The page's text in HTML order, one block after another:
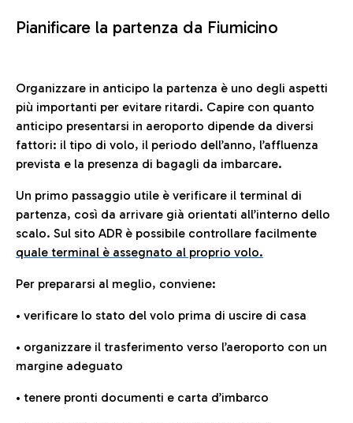
Pianificare la partenza da Fiumicino
Organizzare in anticipo la partenza è uno degli aspetti
più importanti per evitare ritardi. Capire con quanto
anticipo presentarsi in aeroporto dipende da diversi
fattori: il tipo di volo, il periodo dell’anno, l’affluenza
prevista e la presenza di bagagli da imbarcare.
Un primo passaggio utile è verificare il terminal di
partenza, così da arrivare già orientati all’interno dello
scalo. Sul sito ADR è possibile controllare facilmente
quale terminal è assegnato al proprio volo.
Per prepararsi al meglio, conviene:
• verificare lo stato del volo prima di uscire di casa
• organizzare il trasferimento verso l’aeroporto con un
margine adeguato
• tenere pronti documenti e carta d’imbarco